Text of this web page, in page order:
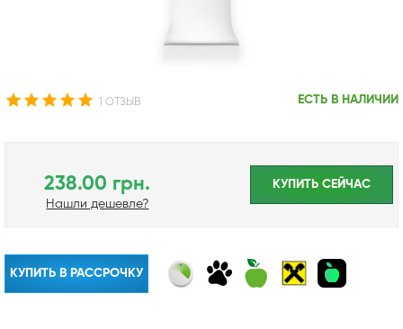
1 ОТЗЫВ ЕСТЬ В НАЛИЧИИ
238.00 грн.
Нашли дешевле?
КУПИТЬ CЕЙЧАС
КУПИТЬ В РАССРОЧКУ